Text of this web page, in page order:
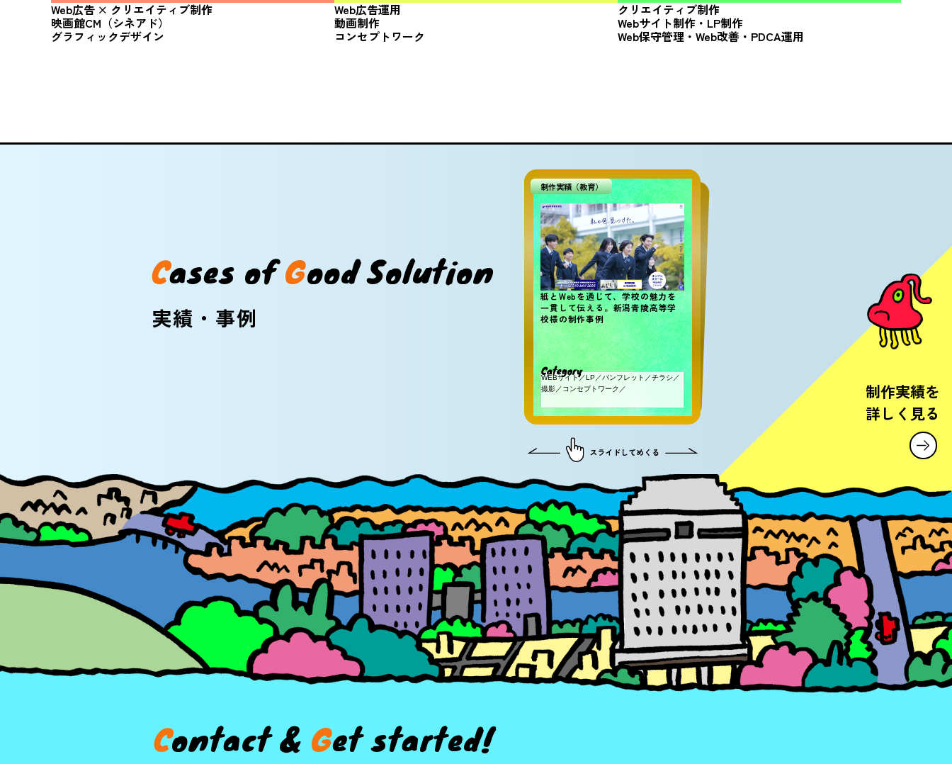
Web広告 × クリエイティブ制作 Web広告運用 クリエイティブ制作
映画館CM（シネアド） 動画制作 Webサイト制作・LP制作
グラフィックデザイン コンセプトワーク Web保守管理・Web改善・ PDCA運用
Cases ofGoodSolution
実績・事例
制作実績（教育）
紙とWebを通じて、学校の魅力を
一貫して伝える。新潟青陵高等学
校様の制作事例
Category
WEBサイト／LP／パンフレット／チラシ／
撮影／コンセプトワーク／
問題解決事例（BtoC）
エリアが限られるサービスでは
「何を伝えるか」が成果を分ける
– LP改善でコンバージョン率を約3
倍に引き上げた事例
C ategory
Web広告／LP制作
制作実績を
詳しく見る
Contact& Getstarted!